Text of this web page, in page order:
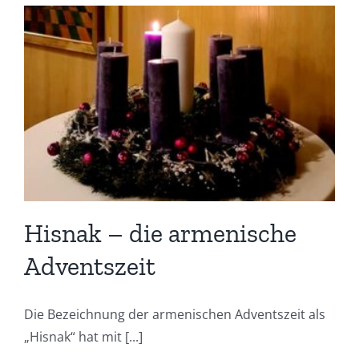
Hisnak – die armenische
Adventszeit
Die Bezeichnung der armenischen Adventszeit als
„Hisnak“ hat mit [...]